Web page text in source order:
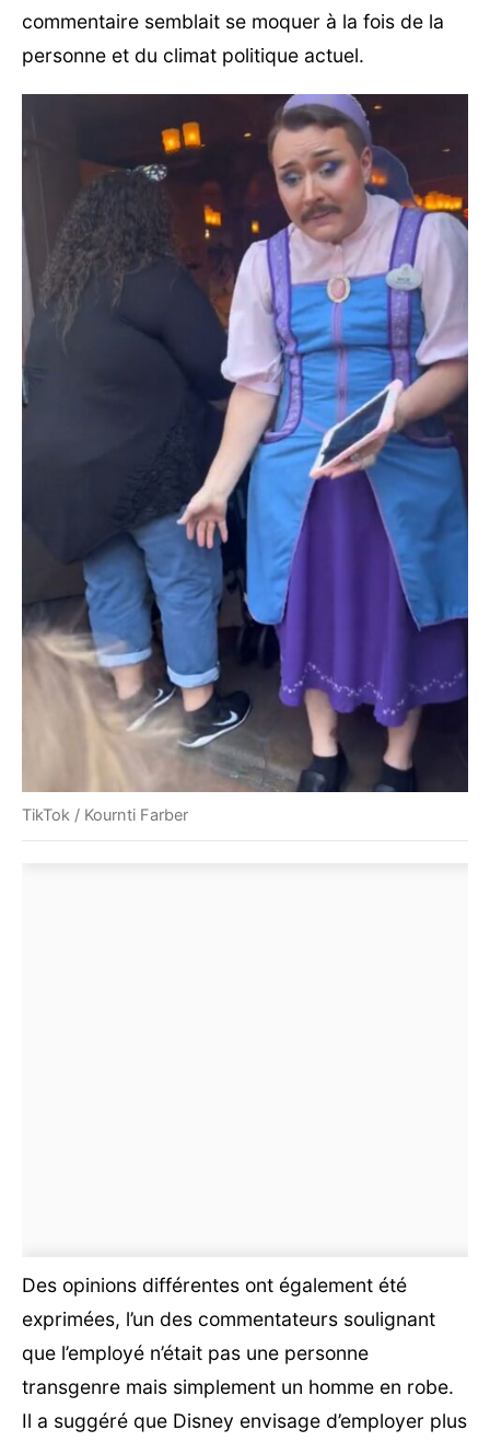
commentaire semblait se moquer à la fois de la
personne et du climat politique actuel.
TikTok / Kournti Farber
Des opinions différentes ont également été
exprimées, l’un des commentateurs soulignant
que l’employé n’était pas une personne
transgenre mais simplement un homme en robe.
Il a suggéré que Disney envisage d’employer plus